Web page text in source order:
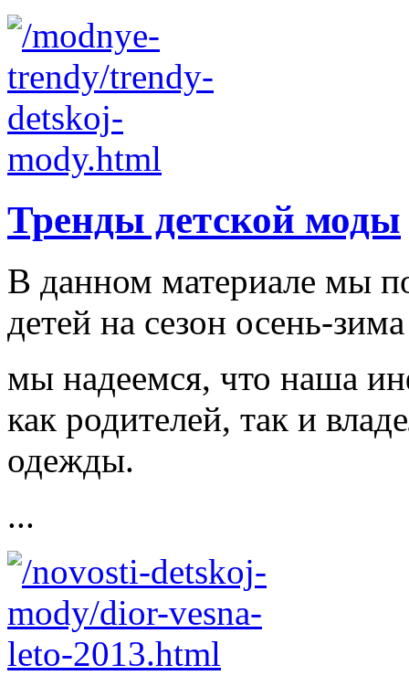
Тренды детской моды
В данном материале мы
детей на сезон осень-
мы надеемся, что наша
как родителей, так и
одежды.
...